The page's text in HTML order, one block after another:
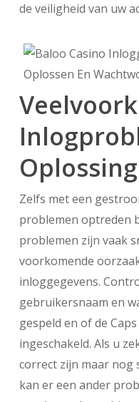
de veiligheid van uw
Zelfs met een
problemen optreden
problemen zijn vaak
voorkomende
inloggegevens.
gebruikersnaam en
gespeld en of de
ingeschakeld. Als u
correct zijn maar nog
kan er een ander